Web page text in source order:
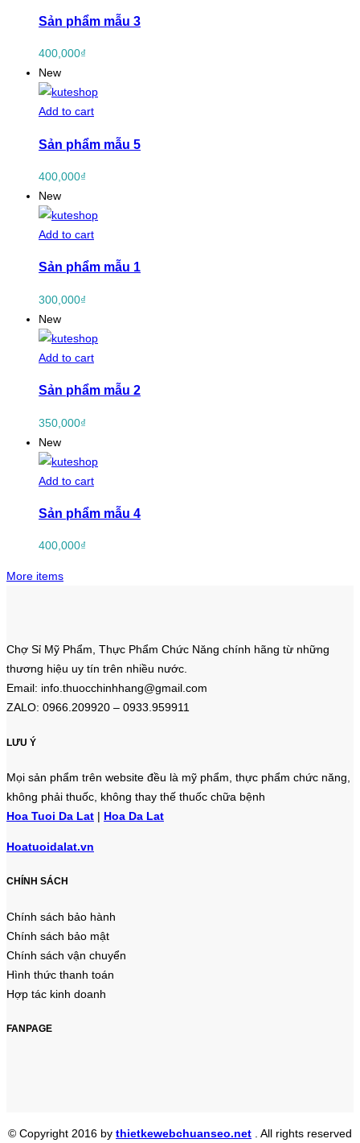
Sản phẩm mẫu 3
400,000₫
New
Add to cart
Sản phẩm mẫu 5
400,000₫
New
Add to cart
Sản phẩm mẫu 1
300,000₫
New
Add to cart
Sản phẩm mẫu 2
350,000₫
New
Add to cart
Sản phẩm mẫu 4
400,000₫
More items
Chợ Sỉ Mỹ Phẩm, Thực Phẩm Chức Năng chính hãng từ những
thương hiệu uy tín trên nhiều nước.
Email: info.thuocchinhhang@gmail.com
ZALO: 0966.209920 – 0933.959911
LƯU Ý
Mọi sản phẩm trên website đều là mỹ phẩm, thực phẩm chức năng,
không phải thuốc, không thay thế thuốc chữa bệnh
Hoa Tuoi Da Lat | Hoa Da Lat
Hoatuoidalat.vn
CHÍNH SÁCH
Chính sách bảo hành
Chính sách bảo mật
Chính sách vận chuyển
Hình thức thanh toán
Hợp tác kinh doanh
FANPAGE
© Copyright 2016 by thietkewebchuanseo.net . All rights reserved